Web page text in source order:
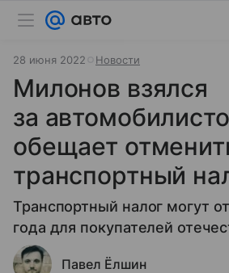
28 июня 2022 Новости
Милонов взялся
за
обещает
транспортный
Транспортный налог могут
года для покупателей
Павел Ёлшин